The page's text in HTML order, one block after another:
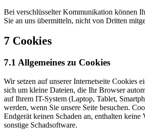
Bei verschlüsselter Kommunikation können
Sie an uns übermitteln, nicht von Dritten
7 Cookies
7.1 Allgemeines zu Cookies
Wir setzen auf unserer Internetseite Cookies
sich um kleine Dateien, die Ihr Browser
auf Ihrem IT-System (Laptop, Tablet,
werden, wenn Sie unsere Seite besuchen.
Endgerät keinen Schaden an, enthalten keine
sonstige Schadsoftware.